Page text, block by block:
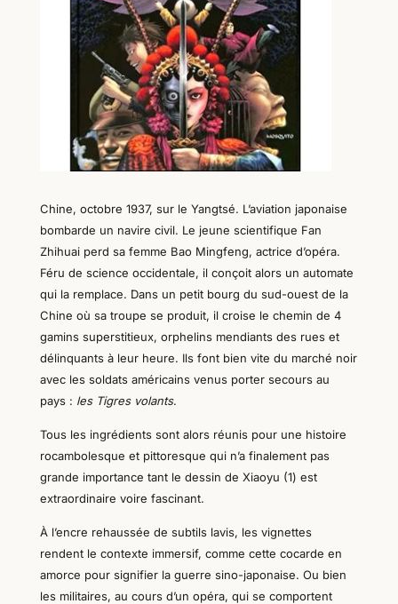
Chine, octobre 1937, sur le Yangtsé. L’aviation japonaise
bombarde un navire civil. Le jeune scientifique Fan
Zhihuai perd sa femme Bao Mingfeng, actrice d’opéra.
Féru de science occidentale, il conçoit alors un automate
qui la remplace. Dans un petit bourg du sud-ouest de la
Chine où sa troupe se produit, il croise le chemin de 4
gamins superstitieux, orphelins mendiants des rues et
délinquants à leur heure. Ils font bien vite du marché noir
avec les soldats américains venus porter secours au
pays : les Tigres volants.
Tous les ingrédients sont alors réunis pour une histoire
rocambolesque et pittoresque qui n’a finalement pas
grande importance tant le dessin de Xiaoyu (1) est
extraordinaire voire fascinant.
À l’encre rehaussée de subtils lavis, les vignettes
rendent le contexte immersif, comme cette cocarde en
amorce pour signifier la guerre sino-japonaise. Ou bien
les militaires, au cours d’un opéra, qui se comportent